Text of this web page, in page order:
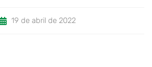
19 de abril de 2022